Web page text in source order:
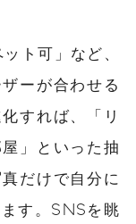
ト可」など、
ーが合わせる
すれば、「リ
」といった抽
だけで自分に
す。SNSを眺